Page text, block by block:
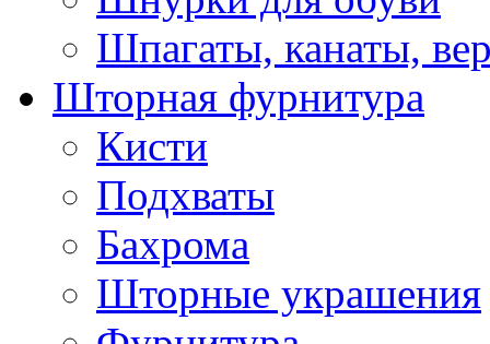
Шпагаты, канаты,
Шторная фурнитура
Кисти
Подхваты
Бахрома
Шторные украшения